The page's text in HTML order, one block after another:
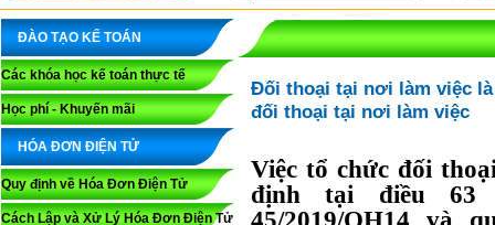
ĐÀO TẠO KẾ TOÁN
Các khóa học kế toán thực tế
Học phí - Khuyến mãi
HÓA ĐƠN ĐIỆN TỬ
Quy định về Hóa Đơn Điện Tử
Cách Lập và Xử Lý Hóa Đơn Điện Tử
Đối thoại tại nơi làm việc
đối thoại tại nơi làm việc
Việc tổ chức đối
định tại điều 63